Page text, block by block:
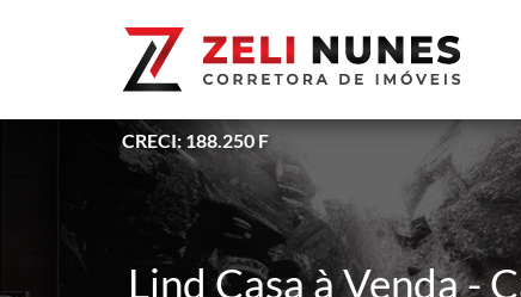
CRECI: 188.250 F
Lind Casa à Venda -